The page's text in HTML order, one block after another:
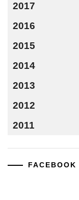
2017
2016
2015
2014
2013
2012
2011
FACEBOOK